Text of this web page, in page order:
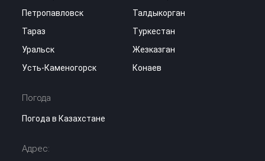
Петропавловск
Талдыкорган
Тараз
Туркестан
Уральск
Жезказган
Усть-Каменогорск
Конаев
Погода
Погода в Казахстане
Адрес: